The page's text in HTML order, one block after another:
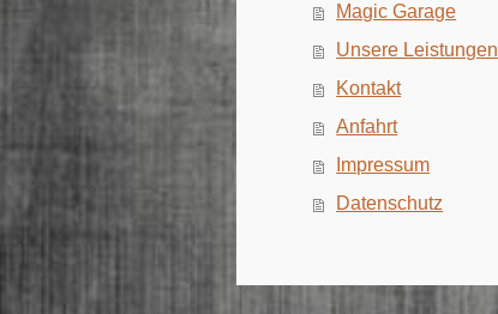
Magic Garage
Unsere Leistungen
Kontakt
Anfahrt
Impressum
Datenschutz